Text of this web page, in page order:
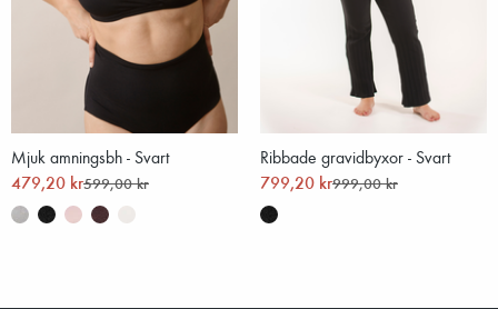
Mjuk amningsbh - Svart
479,20 kr599,00 kr
Ribbade gravidbyxor - Svart
799,20 kr999,00 kr